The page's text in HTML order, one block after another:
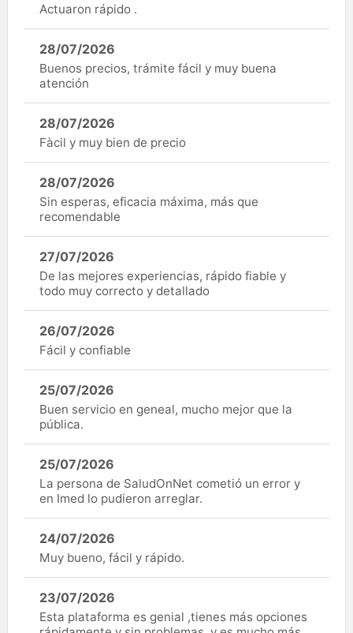
Actuaron rápido .
28/07/2026
Buenos precios, trámite fácil y muy buena
atención
28/07/2026
Fàcil y muy bien de precio
28/07/2026
Sin esperas, eficacia máxima, más que
recomendable
27/07/2026
De las mejores experiencias, rápido fiable y
todo muy correcto y detallado
26/07/2026
Fácil y confiable
25/07/2026
Buen servicio en geneal, mucho mejor que la
pública.
25/07/2026
La persona de SaludOnNet cometió un error y
en Imed lo pudieron arreglar.
24/07/2026
Muy bueno, fácil y rápido.
23/07/2026
Esta plataforma es genial ,tienes más opciones